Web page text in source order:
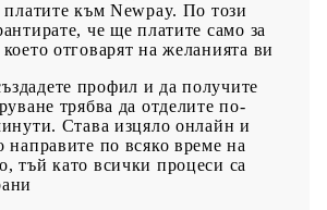
платите към Newpay. По този
че ще платите само за
отговарят на желанията ви
профил и да получите
трябва да отделите по-
Става изцяло онлайн и
направите по всяко време на
тъй като всички процеси са